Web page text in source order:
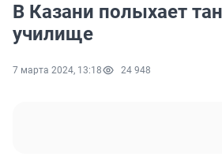
В Казани полыхает
училище
7 марта 2024, 13:18 24 948